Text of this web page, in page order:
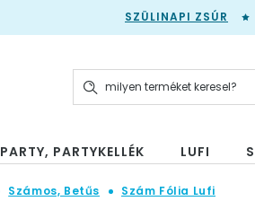
SZÜLINAPI ZSÚR
PARTY, PARTYKELLÉK LUFI
Számos, Betűs Szám Fólia Lufi